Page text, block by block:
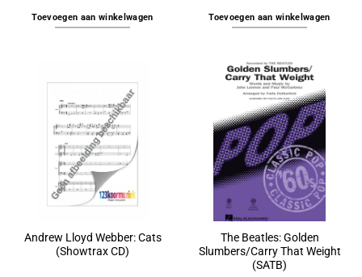
Toevoegen aan winkelwagen Toevoegen aan winkelwagen
Andrew Lloyd Webber: Cats
(Showtrax CD)
The Beatles: Golden
Slumbers/Carry That Weight
(SATB)